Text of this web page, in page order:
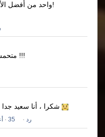
واحد من أفضل الأفلام التي رأيتها هذا العام!
متحمس سعيد مشاهدة الرجال !!!
رد ·
35
·